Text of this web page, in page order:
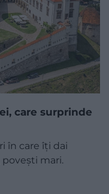
care surprinde
în care îți dai
povești mari.